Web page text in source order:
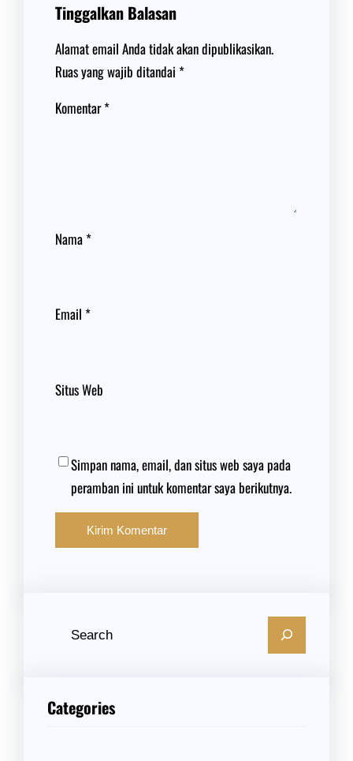
Tinggalkan Balasan
Alamat email Anda tidak akan dipublikasikan.
Ruas yang wajib ditandai *
Komentar*
Nama *
Email *
Situs Web
Simpan nama, email, dan situs web saya pada
peramban ini untuk komentar saya berikutnya.
Categories